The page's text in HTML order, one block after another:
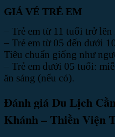
GIÁ VÉ TRẺ EM
– Trẻ em từ 11 tuổi trở lên
– Trẻ em từ 05 đến dưới
Tiêu chuẩn giống như
– Trẻ em dưới 05 tuổi:
ăn sáng (nếu có).
Đánh giá Du Lịch
Khánh – Thiền Viện